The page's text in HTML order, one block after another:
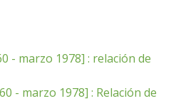
- marzo 1978] : relación de
- marzo 1978] : Relación de